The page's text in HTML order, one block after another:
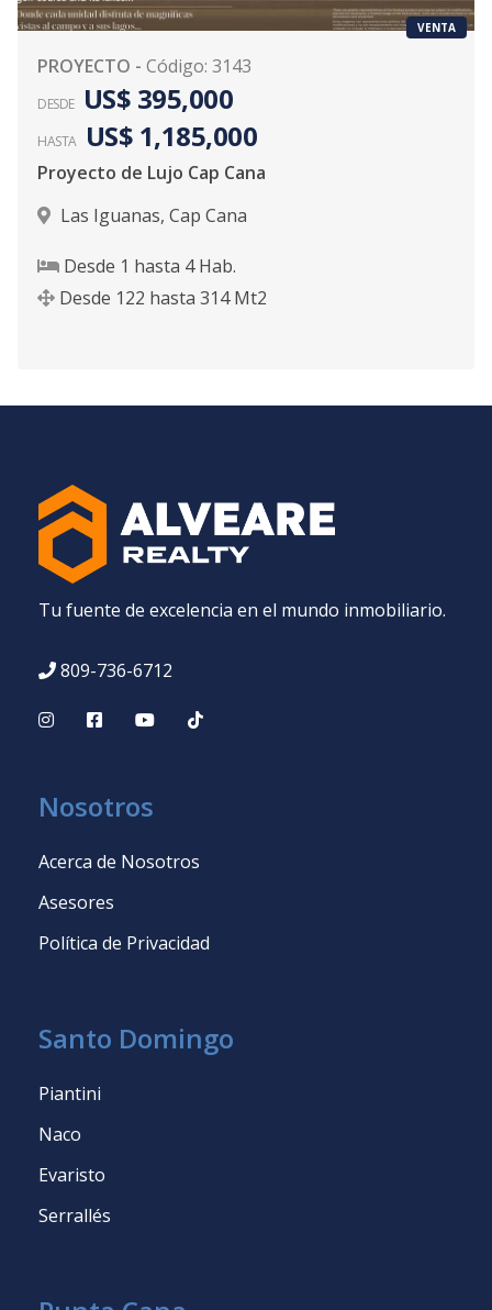
VENTA
PROYECTO - Código: 3143
DESDE US$ 395,000
HASTA US$ 1,185,000
Proyecto de Lujo Cap Cana
Las Iguanas, Cap Cana
Desde 1 hasta 4Hab.
Desde 122 hasta 314 Mt2
Tu fuente de excelencia en el mundo inmobiliario.
809-736-6712
Nosotros
Acerca de Nosotros
Asesores
Política de Privacidad
Santo Domingo
Piantini
Naco
Evaristo
Serrallés